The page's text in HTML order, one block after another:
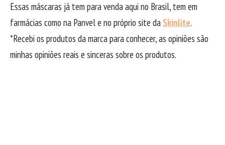
Essas máscaras já tem para venda aqui no Brasil, tem em
farmácias como na Panvel e no próprio site da Skinlite.
*Recebi os produtos da marca para conhecer, as opiniões são
minhas opiniões reais e sinceras sobre os produtos.